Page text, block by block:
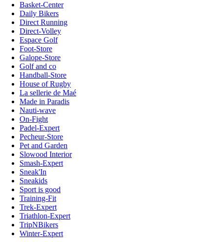
Basket-Center
Daily Bikers
Direct Running
Direct-Volley
Espace Golf
Foot-Store
Galope-Store
Golf and co
Handball-Store
House of Rugby
La sellerie de Maé
Made in Paradis
Nauti-wave
On-Fight
Padel-Expert
Pecheur-Store
Pet and Garden
Slowood Interior
Smash-Expert
Sneak'In
Sneakids
Sport is good
Training-Fit
Trek-Expert
Triathlon-Expert
TripNBikers
Winter-Expert